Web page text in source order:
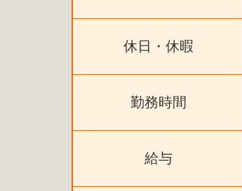
休日・休暇
勤務時間
給与